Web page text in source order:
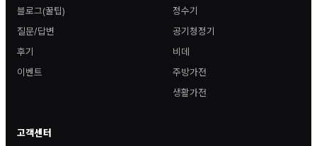
블로그(꿀팁)
질문/답변
후기
이벤트
정수기
공기청정기
비데
주방가전
생활가전
고객센터